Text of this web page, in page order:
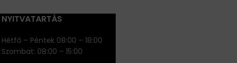
NYITVATARTÁS
Hétfő – Péntek 08:00 – 18:00
Szombat: 08:00 – 15:00